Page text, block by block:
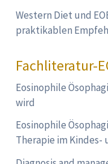
Western Diet und
praktikablen
Fachliteratur-
Eosinophile
wird
Eosinophile
Therapie im Kindes-